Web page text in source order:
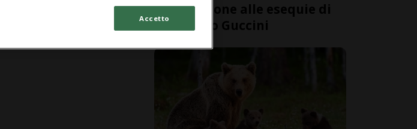
Commozione alle esequie di
Francesco Guccini
Accetto